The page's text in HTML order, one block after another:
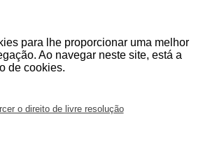
para lhe proporcionar uma melhor
Ao navegar neste site, está a
de cookies.
o direito de livre resolução